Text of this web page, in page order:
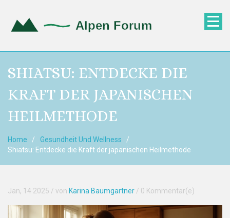
SHIATSU: ENTDECKE DIE
KRAFT DER JAPANISCHEN
HEILMETHODE
Home
Gesundheit Und Wellness
Shiatsu: Entdecke die Kraft der japanischen Heilmethode
Jan, 14 2025 / von Karina Baumgartner / 0 Kommentar(e)